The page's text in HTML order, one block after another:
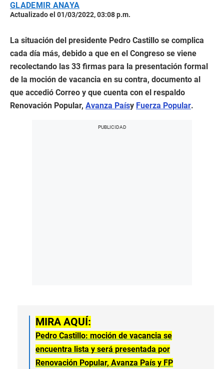
GLADEMIR ANAYA
Actualizado el 01/03/2022, 03:08 p.m.
La situación del presidente Pedro Castillo se complica
cada día más, debido a que en el Congreso se viene
recolectando las 33 firmas para la presentación formal
de la moción de vacancia en su contra, documento al
que accedió Correo y que cuenta con el respaldo
Renovación Popular, Avanza Paísy Fuerza Popular.
MIRA AQUÍ:
Pedro Castillo: moción de vacancia se
encuentra lista y será presentada por
Renovación Popular, Avanza País y FP